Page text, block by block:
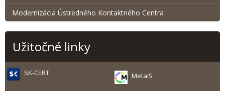
Modernizácia Ústredného Kontaktného Centra
Užitočné linky
SK-CERT MetaIS